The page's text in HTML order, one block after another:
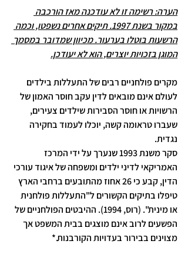
הערה: רשימה זו לא עודכנה מאז הורכבה
במקור בשנת 1997. תיקים אחרים נשפטו, וכמה
הרשעות בוטלו בערעור. מכיוון שמדובר במסמך
המוגן בזכויות יוצרים, הוא לא יעודכן.
מקרים פולחניים רבים של התעללות בילדים
לעולם אינם מובאים לדין עקב חוסר האמון של
הרשויות או חוסר הסבירות שילדים צעירים,
שעברו טראומה קשה, יוכלו לעמוד בחקירה
נגדית.
סקר משנת 1993 שנערך על ידי המרכז
האמריקאי לדיני ילדים ומשפחה של איגוד עורכי
הדין, קבע כי 26 אחוז מהתובעים ברחבי הארץ
טיפלו בתיקים הקשורים ל"התעללות פולחנית
או מינית". (רוס, 1994). ההיבטים הפולחניים של
הפשעים לרוב אינם מוצגים בבית המשפט אך
מצוינים בבירור בעדויות הקורבנות.*